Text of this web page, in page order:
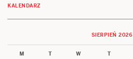
KALENDARZ
SIERPIEŃ 2026
M T W T